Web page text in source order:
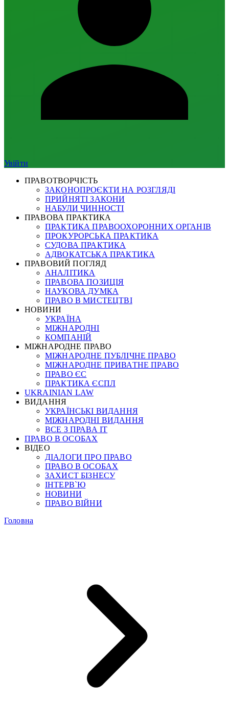
Увійти
ПРАВОТВОРЧІСТЬ
ЗАКОНОПРОЄКТИ НА РОЗГЛЯДІ
ПРИЙНЯТІ ЗАКОНИ
НАБУЛИ ЧИННОСТІ
ПРАВОВА ПРАКТИКА
ПРАКТИКА ПРАВООХОРОННИХ ОРГАНІВ
ПРОКУРОРСЬКА ПРАКТИКА
СУДОВА ПРАКТИКА
АДВОКАТСЬКА ПРАКТИКА
ПРАВОВИЙ ПОГЛЯД
АНАЛІТИКА
ПРАВОВА ПОЗИЦІЯ
НАУКОВА ДУМКА
ПРАВО В МИСТЕЦТВІ
НОВИНИ
УКРАЇНА
МІЖНАРОДНІ
КОМПАНІЙ
МІЖНАРОДНЕ ПРАВО
МІЖНАРОДНЕ ПУБЛІЧНЕ ПРАВО
МІЖНАРОДНЕ ПРИВАТНЕ ПРАВО
ПРАВО ЄС
ПРАКТИКА ЄСПЛ
UKRAINIAN LAW
ВИДАННЯ
УКРАЇНСЬКІ ВИДАННЯ
МІЖНАРОДНІ ВИДАННЯ
ВСЕ З ПРАВА ІТ
ПРАВО В ОСОБАХ
ВІДЕО
ДІАЛОГИ ПРО ПРАВО
ПРАВО В ОСОБАХ
ЗАХИСТ БІЗНЕСУ
ІНТЕРВ`Ю
НОВИНИ
ПРАВО ВІЙНИ
Головна